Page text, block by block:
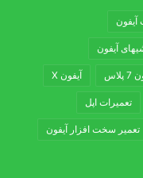
آیفون
آیفون X
تعمیرات اپل
تعمیر سخت افزار آیفون